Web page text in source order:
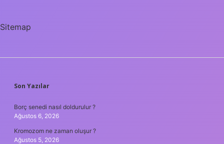
Sitemap
SIDEBAR
Son Yazılar
Borç senedi nasıl doldurulur ?
Ağustos 6, 2026
Kromozom ne zaman oluşur ?
Ağustos 5, 2026